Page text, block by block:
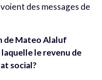
des messages de
de Mateo Alaluf
le revenu de
social?